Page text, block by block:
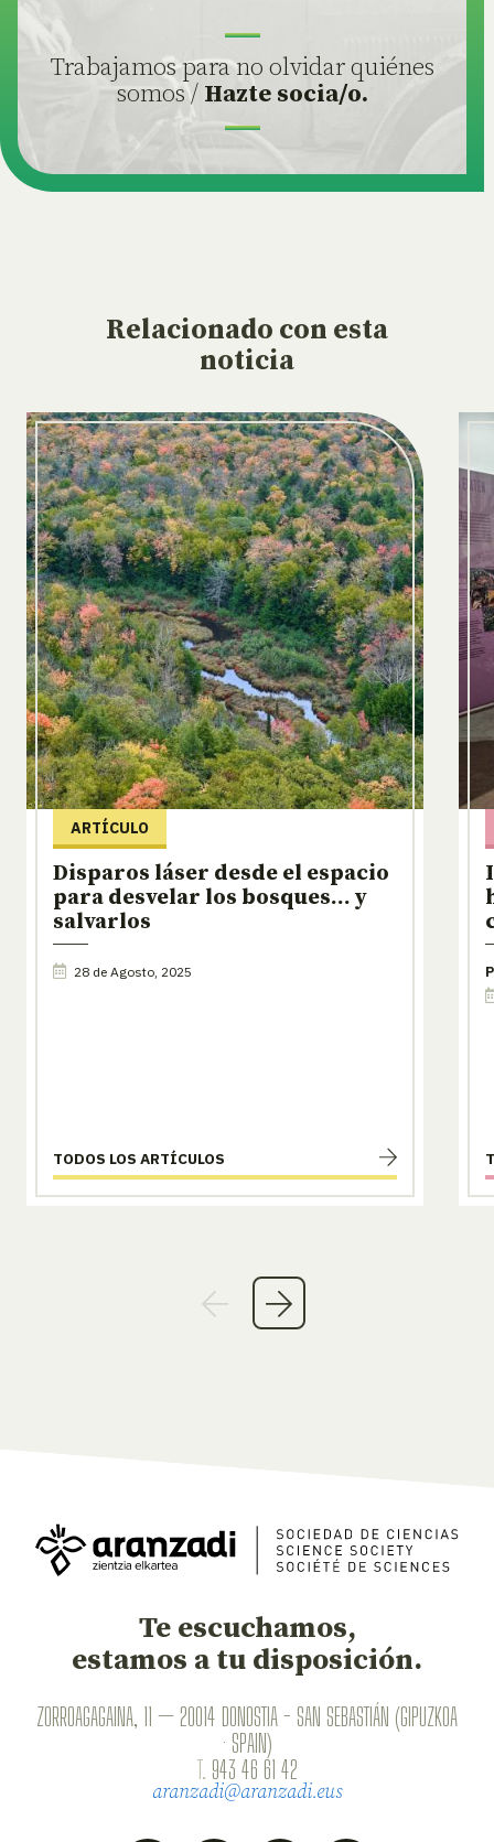
Trabajamos para no olvidar quiénes
somos / Hazte socia/o.
Relacionado con esta
noticia
ARTÍCULO
Disparos láser desde el espacio
para desvelar los bosques… y
salvarlos
28 de Agosto, 2025
TODOS LOS ARTÍCULOS
Te escuchamos,
estamos a tu disposición.
ZORROAGAGAINA, 11 — 20014 DONOSTIA - SAN SEBASTIÁN (GIPUZKOA
· SPAIN)
T. 943 46 61 42
aranzadi@aranzadi.eus